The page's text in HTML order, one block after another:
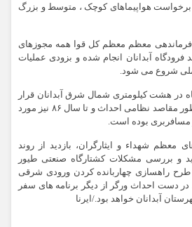
هواپیماهای کوچک ، متوسط و بزرگ
فرماندهی معظم معظم کل قوا همه مجوزهای
فرودگاه آبدانان انجام شده و بزودی عملیات
شروع می شود.
در هشت کیلومتری شمال شرق آبدانان قرار
دارد که در سال ۱۳۵۰ به منظور مقاصد نظامی احداث و تا سال ۸۶ نیز مورد
مسافربری بوده است.
های معظم شهداء و ایثارگران، بازدید از روند
و بررسی مشکلات کشتارگاه صنعتی طیور
طرح راهسازی چهاربانده کردن ورودی شرقی
دست احداث ورگر از دیگر برنامه های سفر
آبدانان خواهد بود./ایرنا